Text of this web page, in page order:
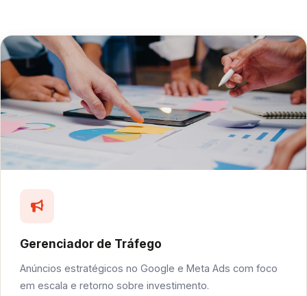
Gerenciador de Tráfego
Anúncios estratégicos no Google e Meta Ads com foco
em escala e retorno sobre investimento.